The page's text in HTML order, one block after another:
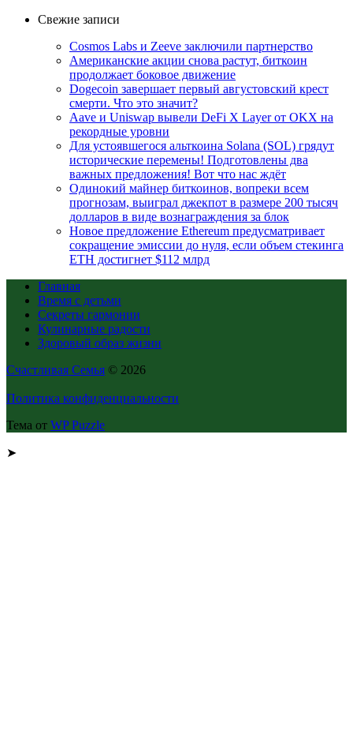
Свежие записи
Cosmos Labs и Zeeve заключили партнерство
Американские акции снова растут, биткоин
продолжает боковое движение
Dogecoin завершает первый августовский крест
смерти. Что это значит?
Aave и Uniswap вывели DeFi X Layer от OKX на
рекордные уровни
Для устоявшегося альткоина Solana (SOL) грядут
исторические перемены! Подготовлены два
важных предложения! Вот что нас ждёт
Одинокий майнер биткоинов, вопреки всем
прогнозам, выиграл джекпот в размере 200 тысяч
долларов в виде вознаграждения за блок
Новое предложение Ethereum предусматривает
сокращение эмиссии до нуля, если объем стекинга
ETH достигнет $112 млрд
Главная
Время с детьми
Секреты гармонии
Кулинарные радости
Здоровый образ жизни
Счастливая Семья © 2026
Политика конфиденциальности
Тема от WP Puzzle
➤